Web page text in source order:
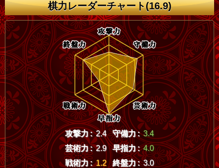
棋力レーダーチャート(16.9)
攻撃力 : 2.4 守備力 : 3.4
芸術力 : 2.9 早指力 : 4.0
戦術力 : 1.2 終盤力 : 3.0